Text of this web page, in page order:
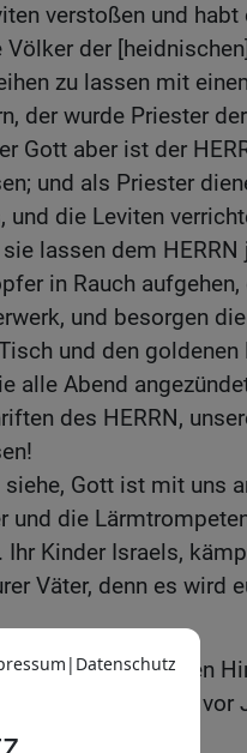
verstoßen und
Völker der
zu lassen mit
der wurde Priester
Gott aber ist der
und als Priester
und die Leviten
lassen dem
in Rauch
und besorgen
und den
alle Abend
des HERRN,
siehe, Gott ist mit uns
und die
Ihr Kinder Israels,
Väter, denn es wird
Jerobeam hatte den
sollte, sodass er